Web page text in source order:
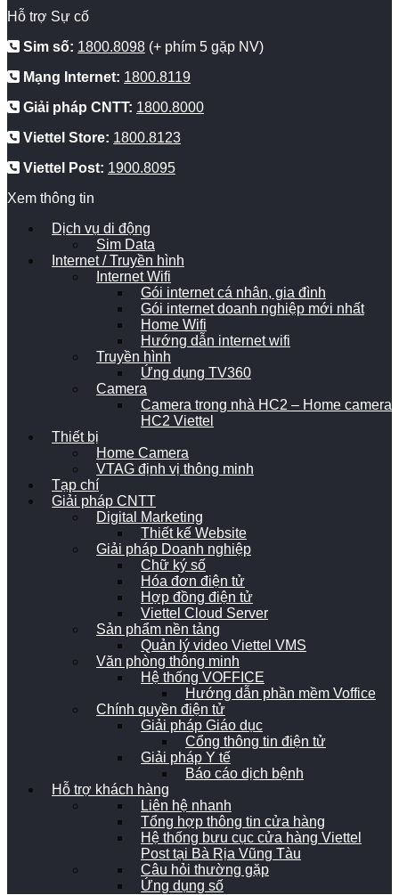
Hỗ trợ Sự cố
Sim số: 1800.8098 (+ phím 5 gặp NV)
Mạng Internet: 1800.8119
Giải pháp CNTT: 1800.8000
Viettel Store: 1800.8123
Viettel Post: 1900.8095
Xem thông tin
Dịch vụ di động
Sim Data
Internet / Truyền hình
Internet Wifi
Gói internet cá nhân, gia đình
Gói internet doanh nghiệp mới nhất
Home Wifi
Hướng dẫn internet wifi
Truyền hình
Ứng dụng TV360
Camera
Camera trong nhà HC2 – Home camera
HC2 Viettel
Thiết bị
Home Camera
VTAG định vị thông minh
Tạp chí
Giải pháp CNTT
Digital Marketing
Thiết kế Website
Giải pháp Doanh nghiệp
Chữ ký số
Hóa đơn điện tử
Hợp đồng điện tử
Viettel Cloud Server
Sản phẩm nền tảng
Quản lý video Viettel VMS
Văn phòng thông minh
Hệ thống VOFFICE
Hướng dẫn phần mềm Voffice
Chính quyền điện tử
Giải pháp Giáo dục
Cổng thông tin điện tử
Giải pháp Y tế
Báo cáo dịch bệnh
Hỗ trợ khách hàng
Liên hệ nhanh
Tổng hợp thông tin cửa hàng
Hệ thống bưu cục cửa hàng Viettel
Post tại Bà Rịa Vũng Tàu
Câu hỏi thường gặp
Ứng dụng số